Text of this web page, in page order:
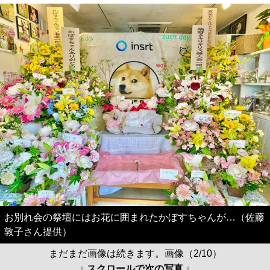
お別れ会の祭壇にはお花に囲まれたかぼすちゃんが…（佐藤
敦子さん提供）
まだまだ画像は続きます。画像（2/10）
↓ スクロールで次の写真 ↓